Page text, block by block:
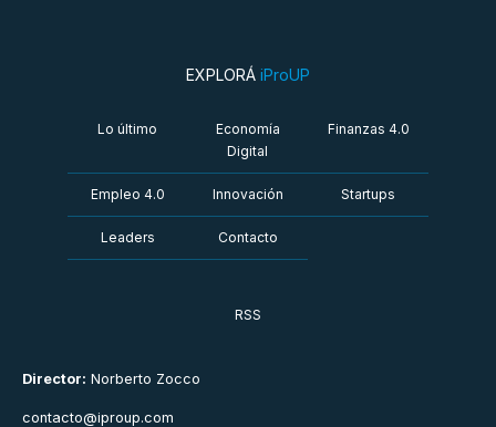
Director: Norberto Zocco
contacto@iproup.com
EXPLORÁ iProUP
Lo último
Economía
Digital
Finanzas 4.0
Empleo 4.0 Innovación Startups
Leaders Contacto
RSS